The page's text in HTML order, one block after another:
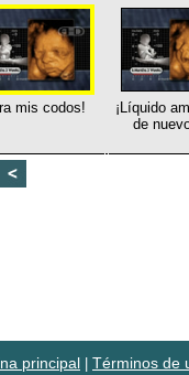
mis codos!
¡Líquido
de
principal
Términos de